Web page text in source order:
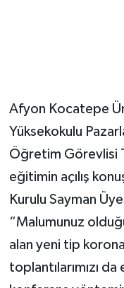
Afyon Kocatepe
Yüksekokulu
Öğretim Görevlisi
eğitimin açılış
Kurulu Sayman
“Malumunuz
alan yeni tip
toplantılarımızı